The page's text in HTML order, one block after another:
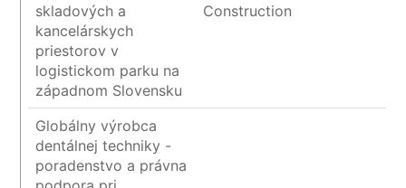
skladových a
kancelárskych
priestorov v
logistickom parku na
západnom Slovensku
Construction
Globálny výrobca
dentálnej techniky -
poradenstvo a právna